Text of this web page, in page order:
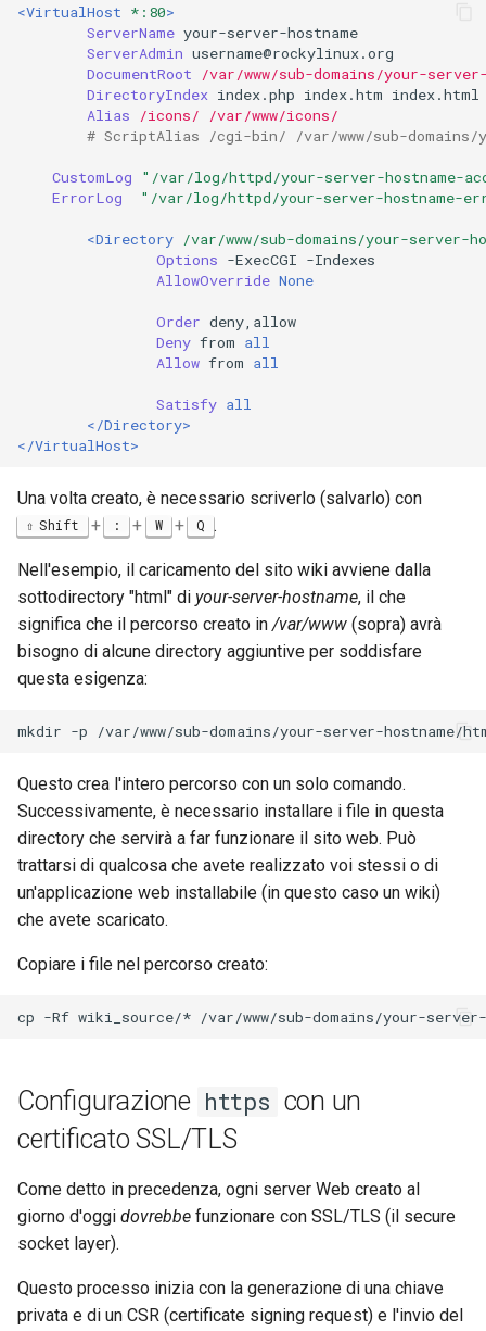
<VirtualHost *:80>
ServerName
ServerAdmin
DocumentRoot
/var/www/sub-domains/your-
DirectoryIndex index.php index.htm
Alias
/icons/
/var/www/icons/
# ScriptAlias /cgi-bin/ /var/www/sub-domains/
CustomLog
"/var/log/httpd/your-server-hostname-
ErrorLog
"/var/log/httpd/your-server-hostname-
<Directory /var/www/sub-domains/your-server-
Options -ExecCGI
AllowOverride None
Order
Deny from all
Allow from all
Satisfy all
</Directory>
</VirtualHost>
Una volta creato, è necessario scriverlo (salvarlo) con
Shift + : + W + Q .
Nell'esempio, il caricamento del sito wiki avviene dalla
sottodirectory "html" di your-server-hostname, il che
significa che il percorso creato in/var/www (sopra) avrà
bisogno di alcune directory aggiuntive per soddisfare
questa esigenza:
mkdir -p
Questo crea l'intero percorso con un solo comando.
Successivamente, è necessario installare i file in questa
directory che servirà a far funzionare il sito web. Può
trattarsi di qualcosa che avete realizzato voi stessi o di
un'applicazione web installabile (in questo caso un wiki)
che avete scaricato.
Copiare i file nel percorso creato:
cp -Rf wiki_source/*
Configurazione https con un
certificato SSL/TLS
Come detto in precedenza, ogni server Web creato al
giorno d'oggi dovrebbe funzionare con SSL/TLS (il secure
socket layer).
Questo processo inizia con la generazione di una chiave
privata e di un CSR (certificate signing request) e l'invio del